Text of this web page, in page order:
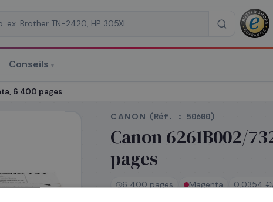
Conseils ▾
6 400 pages
CANON (Réf. : 50600)
Canon 6261B002/
pages
6 400 pages Magenta 0,0354